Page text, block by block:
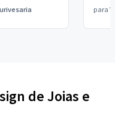
para
de Joias e